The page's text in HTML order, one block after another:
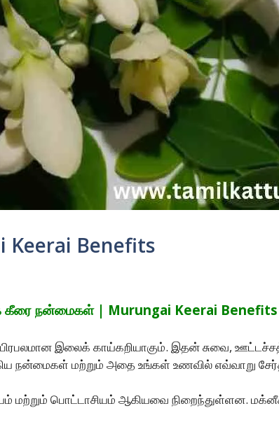
Benefits
கீரை நன்மைகள் | Murungai Keerai Benefits
பிரபலமான இலைக் காய்கறியாகும். இதன் சுவை,
நன்மைகள் மற்றும் அதை உங்கள் உணவில் எவ்வாறு
மற்றும் பொட்டாசியம் ஆகியவை நிறைந்துள்ளன.